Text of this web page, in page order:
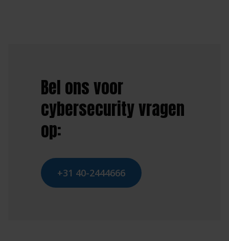
Bel ons voor
cybersecurity vragen
op:
+31 40-2444666